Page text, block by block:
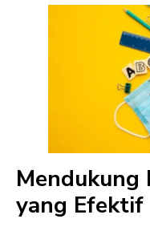
Mendukung
yang Efektif